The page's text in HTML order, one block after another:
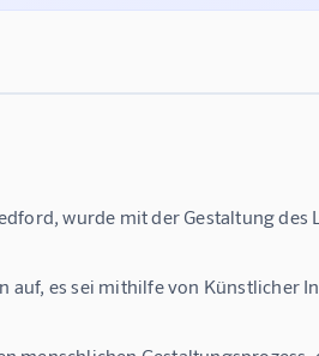
wurde mit der Gestaltung des
es sei mithilfe von Künstlicher